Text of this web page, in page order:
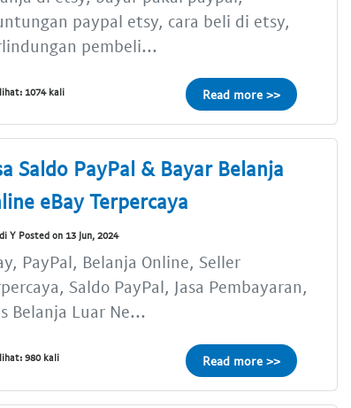
paypal etsy, cara beli di etsy,
pembeli...
1074 kali Read more >>
Saldo PayPal & Bayar Belanja
eBay Terpercaya
Y Posted on 13 Jun, 2024
PayPal, Belanja Online, Seller
Saldo PayPal, Jasa Pembayaran,
Belanja Luar Ne...
980 kali Read more >>